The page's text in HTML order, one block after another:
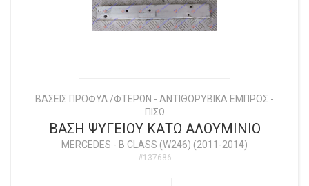
ΒΑΣΕΙΣ ΠΡΟΦΥΛ./ΦΤΕΡΩΝ - ΑΝΤΙΘΟΡΥΒΙΚΑ ΕΜΠΡΟΣ -
ΠΙΣΩ
ΒΑΣΗ ΨΥΓΕΙΟΥ ΚΑΤΩ ΑΛΟΥΜΙΝΙΟ
MERCEDES - B CLASS (W246) (2011-2014)
#137686